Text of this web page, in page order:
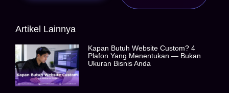
Artikel Lainnya
Kapan Butuh Website Custom? 4
Plafon Yang Menentukan — Bukan
Ukuran Bisnis Anda